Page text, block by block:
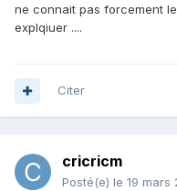
ne connait pas forcement
explqiuer ....
Citer
cricricm
Posté(e) le 19 mars